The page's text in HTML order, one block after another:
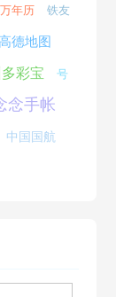
年历 铁友
德地图
彩宝 号
念手帐
中国国航